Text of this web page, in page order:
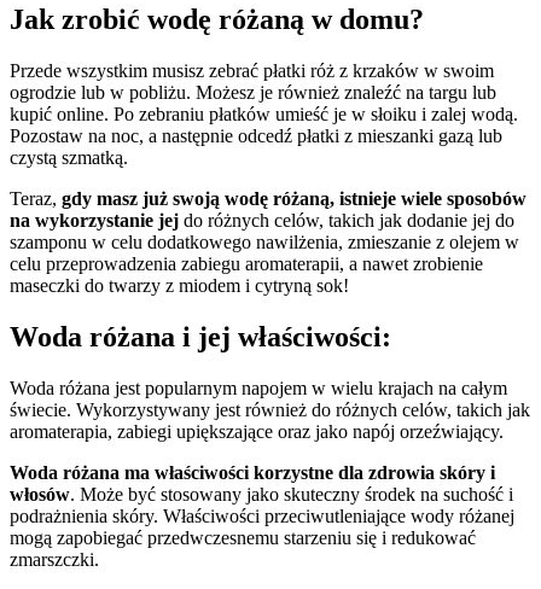
Jak zrobić wodę różaną w domu?
Przede wszystkim musisz zebrać płatki róż z krzaków w swoim
ogrodzie lub w pobliżu. Możesz je również znaleźć na targu lub
kupić online. Po zebraniu płatków umieść je w słoiku i zalej wodą.
Pozostaw na noc, a następnie odcedź płatki z mieszanki gazą lub
czystą szmatką.
Teraz, gdy masz już swoją wodę różaną, istnieje wiele sposobów
na wykorzystanie jej do różnych celów, takich jak dodanie jej do
szamponu w celu dodatkowego nawilżenia, zmieszanie z olejem w
celu przeprowadzenia zabiegu aromaterapii, a nawet zrobienie
maseczki do twarzy z miodem i cytryną sok!
Woda różana i jej właściwości:
Woda różana jest popularnym napojem w wielu krajach na całym
świecie. Wykorzystywany jest również do różnych celów, takich jak
aromaterapia, zabiegi upiększające oraz jako napój orzeźwiający.
Woda różana ma właściwości korzystne dla zdrowia skóry i
włosów. Może być stosowany jako skuteczny środek na suchość i
podrażnienia skóry. Właściwości przeciwutleniające wody różanej
mogą zapobiegać przedwczesnemu starzeniu się i redukować
zmarszczki.